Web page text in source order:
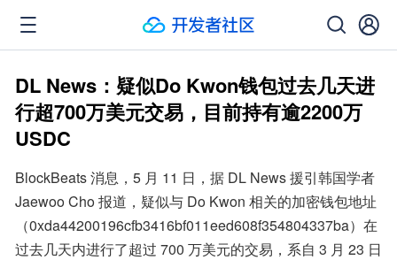
DL News：疑似Do Kwon钱包过去几天进
行超700万美元交易，目前持有逾2200万
USDC
BlockBeats 消息，5 月 11 日，据 DL News 援引韩国学者
Jaewoo Cho 报道，疑似与 Do Kwon 相关的加密钱包地址
（0xda44200196cfb3416bf011eed608f354804337ba）在
过去几天内进行了超过 700 万美元的交易，系自 3 月 23 日